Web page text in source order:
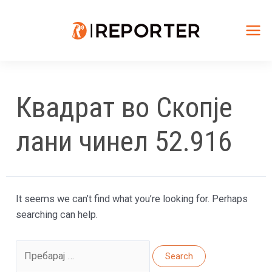
Квадрат во Скопје
лани чинел 52.916
It seems we can’t find what you’re looking for. Perhaps
searching can help.